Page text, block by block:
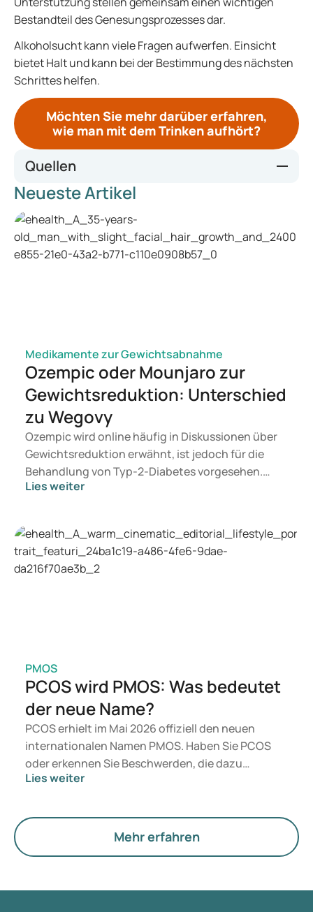
Bestandteil des Genesungsprozesses dar.
Alkoholsucht kann viele Fragen aufwerfen. Einsicht
bietet Halt und kann bei der Bestimmung des nächsten
Schrittes helfen.
Möchten Sie mehr darüber erfahren,
wie man mit dem Trinken aufhört?
Quellen
Alcohol misuse - NHS
Overview | Alcohol-use disorders: diagnosis, assessment
and management of harmful drinking (high-risk drinking)
and alcohol dependence | Guidance | NICE
Neueste Artikel
Medikamente zur Gewichtsabnahme
Ozempic oder Mounjaro zur
Gewichtsreduktion: Unterschied
zu Wegovy
Ozempic wird online häufig in Diskussionen über
Gewichtsreduktion erwähnt, ist jedoch für die
Behandlung von Typ-2-Diabetes vorgesehen.
Suchen Sie eine Therapie zur Gewichtskontrolle,
geeignet ist, entscheidet ein Arzt auf Basis Ihrer
gesundheitlichen Verfassung, Ihres BMI und Ihrer
aktuellen Medikation.
Lies weiter
PMOS
PCOS wird PMOS: Was bedeutet
der neue Name?
PCOS erhielt im Mai 2026 offiziell den neuen
internationalen Namen PMOS. Haben Sie PCOS
oder erkennen Sie Beschwerden, die dazu
passen? Medizinisch ändert sich vorerst nichts.
Hormone, den Stoffwechsel und die Funktion der
Lies weiter
Mehr erfahren